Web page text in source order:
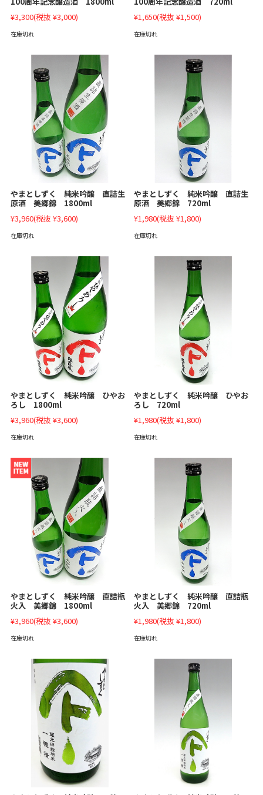
¥3,300(税抜 ¥3,000)
在庫切れ
¥1,650(税抜 ¥1,500)
在庫切れ
やまとしずく 純米吟醸 直詰生
原酒 美郷錦 1800ml
¥3,960(税抜 ¥3,600)
在庫切れ
やまとしずく 純米吟醸 直詰生
原酒 美郷錦 720ml
¥1,980(税抜 ¥1,800)
在庫切れ
やまとしずく 純米吟醸 ひやお
ろし 1800ml
¥3,960(税抜 ¥3,600)
在庫切れ
やまとしずく 純米吟醸 ひやお
ろし 720ml
¥1,980(税抜 ¥1,800)
在庫切れ
やまとしずく 純米吟醸 直詰瓶
火入 美郷錦 1800ml
¥3,960(税抜 ¥3,600)
在庫切れ
やまとしずく 純米吟醸 直詰瓶
火入 美郷錦 720ml
¥1,980(税抜 ¥1,800)
在庫切れ